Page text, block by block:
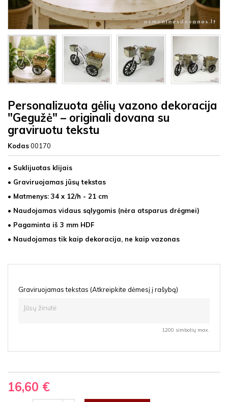
Personalizuota gėlių vazono dekoracija
"Gegužė" – originali dovana su
graviruotu tekstu
Kodas00170
• Suklijuotas klijais
• Graviruojamas jūsų tekstas
• Matmenys: 34 x 12/h - 21 cm
• Naudojamas vidaus sąlygomis (nėra atsparus drėgmei)
• Pagaminta iš 3 mm HDF
• Naudojamas tik kaip dekoracija, ne kaip vazonas
Graviruojamas tekstas (Atkreipkite dėmesį į rašybą)
1200 simbolių max.
16,60 €